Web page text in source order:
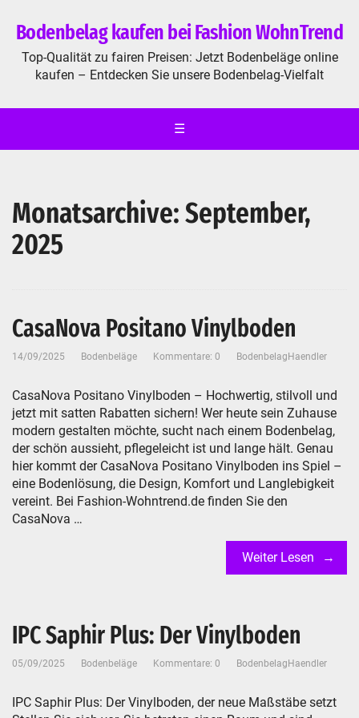
Bodenbelag kaufen bei Fashion WohnTrend
Top-Qualität zu fairen Preisen: Jetzt Bodenbeläge online
kaufen – Entdecken Sie unsere Bodenbelag-Vielfalt
☰
Monatsarchive: September,
2025
CasaNova Positano Vinylboden
14/09/2025 Bodenbeläge Kommentare: 0 BodenbelagHaendler
CasaNova Positano Vinylboden – Hochwertig, stilvoll und
jetzt mit satten Rabatten sichern! Wer heute sein Zuhause
modern gestalten möchte, sucht nach einem Bodenbelag,
der schön aussieht, pflegeleicht ist und lange hält. Genau
hier kommt der CasaNova Positano Vinylboden ins Spiel –
eine Bodenlösung, die Design, Komfort und Langlebigkeit
vereint. Bei Fashion-Wohntrend.de finden Sie den
CasaNova …
Weiter Lesen
IPC Saphir Plus: Der Vinylboden
05/09/2025 Bodenbeläge Kommentare: 0 BodenbelagHaendler
IPC Saphir Plus: Der Vinylboden, der neue Maßstäbe setzt